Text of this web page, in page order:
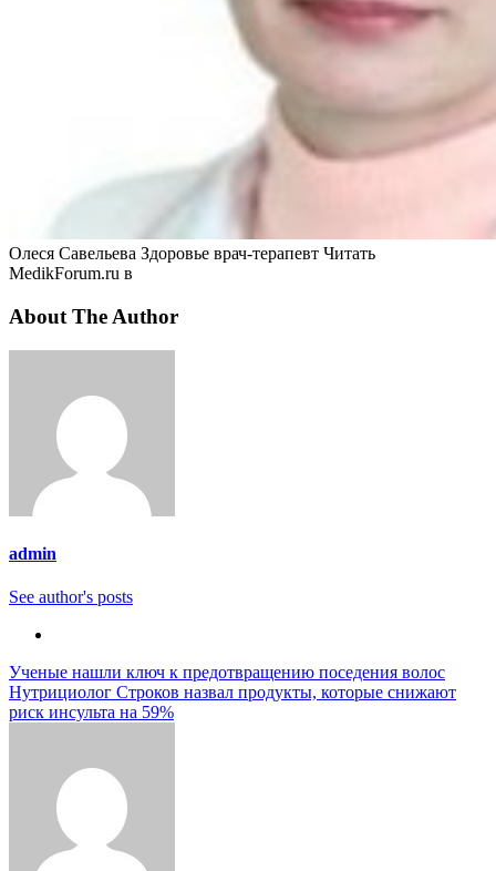
Олеся Савельева Здоровье врач-терапевт Читать
MedikForum.ru в
About The Author
admin
See author's posts
Навигация
по
Ученые нашли ключ к предотвращению поседения волос
Нутрициолог Строков назвал продукты, которые снижают
риск инсульта на 59%